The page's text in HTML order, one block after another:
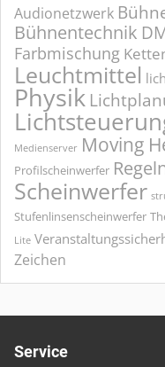
Audionetzwerk
Bühnentechnik
Farbmischung
Leuchtmittel
Physik
Medienserver Moving
Profilscheinwerfer
Scheinwerfer
Stufenlinsenscheinwerfer
Lite
Zeichen
Service